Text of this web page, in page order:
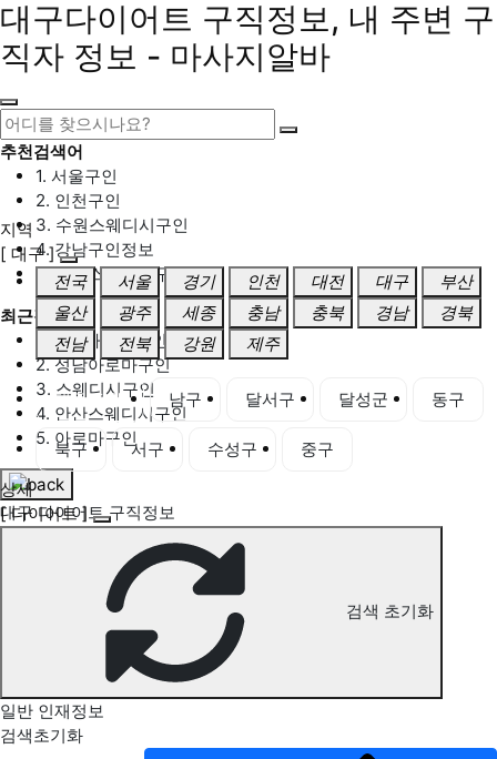
대구다이어트 구직정보, 내 주변 구
직자 정보 - 마사지알바
추천검색어
1. 서울구인
2. 인천구인
3. 수원스웨디시구인
4. 강남구인정보
5. 동탄스웨디시구인
최근검색어
1. 일산마사지구인
2. 성남아로마구인
3. 스웨디시구인
4. 안산스웨디시구인
5. 아로마구인
대구 다이어트 구직정보
지역
[ 대구 ]
전국
서울 경기 인천 대전 대구
부산
울산
광주 세종 충남 충북 경남
경북
전남
전북 강원 제주
대구 전체 남구 달서구 달성군 동구
북구 서구 수성구
중구
상세
[ 다이어트 ]
검색 초기화
일반 인재정보
검색초기화